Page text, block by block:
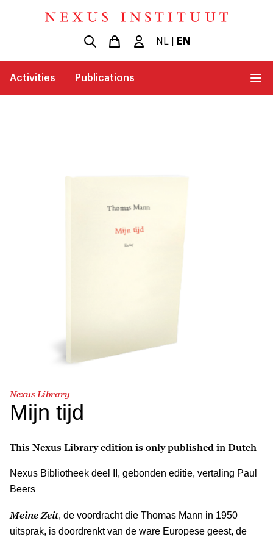
NL EN
Activities Publications
Nexus Library
Mijn tijd
This Nexus Library edition is only published in Dutch
Nexus Bibliotheek deel II, gebonden editie, vertaling Paul
Beers
Meine Zeit, de voordracht die Thomas Mann in 1950
uitsprak, is doordrenkt van de ware Europese geest, de